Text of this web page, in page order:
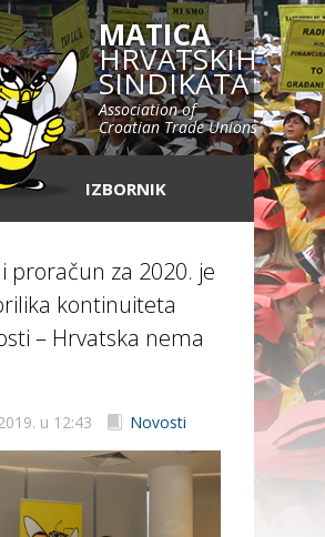
MATICA
HRVATSKIH
SINDIKATA
Association of
Croatian Trade Unions
IZBORNIK
proračun za 2020. je
kontinuiteta
– Hrvatska nema
u 12:43 Novosti